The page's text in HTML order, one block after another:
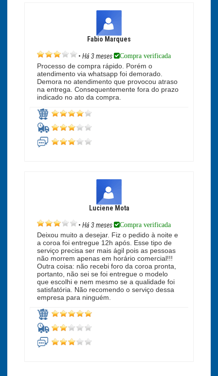
Fabio Marques
• Há 3 meses Compra verificada
Processo de compra rápido. Porém o
atendimento via whatsapp foi demorado.
Demora no atendimento que provocou atraso
na entrega. Consequentemente fora do prazo
indicado no ato da compra.
Luciene Mota
• Há 3 meses Compra verificada
Deixou muito a desejar. Fiz o pedido à noite e
a coroa foi entregue 12h após. Esse tipo de
serviço precisa ser mais ágil pois as pessoas
não morrem apenas em horário comercial!!!
Outra coisa: não recebi foro da coroa pronta,
portanto, não sei se foi entregue o modelo
que escolhi e nem mesmo se a qualidade foi
satisfatória. Não recomendo o serviço dessa
empresa para ninguém.